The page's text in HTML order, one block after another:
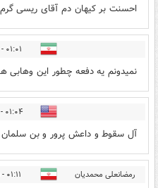
احسنت بر کیهان دم آقای ریسی گرم
۰۱:۰۱ - ۱۴۰۱/۱۲/۲۱
نمیدونم یه دفعه چطور این وهابی
۰۱:۰۴ - ۱۴۰۱/۱۲/۲۱
آل سقوط و داعش پرور و بن سلمان
رمضانعلی محمدیان ۰۱:۱۱ - ۱۴۰۱/۱۲/۲۱